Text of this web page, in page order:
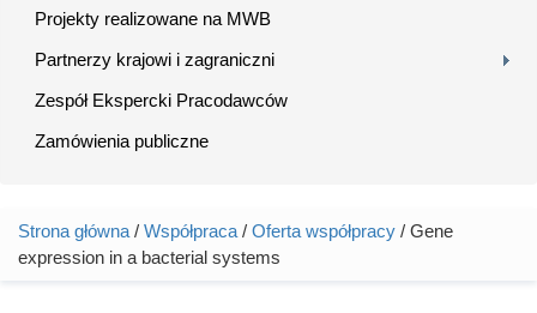
Projekty realizowane na MWB
Partnerzy krajowi i zagraniczni
Zespół Ekspercki Pracodawców
Zamówienia publiczne
Jesteś tutaj
Strona główna / Współpraca / Oferta współpracy / Gene
expression in a bacterial systems